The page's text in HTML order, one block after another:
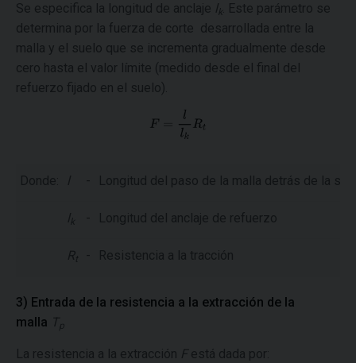
Se especifica la longitud de anclaje lk
. Este parámetro se
determina por la fuerza de corte desarrollada entre la
malla y el suelo que se incrementa gradualmente desde
cero hasta el valor límite (medido desde el final del
refuerzo fijado en el suelo).
Donde: l - Longitud del paso de la malla detrás de la
lk - Longitud del anclaje de refuerzo
Rt - Resistencia a la tracción
3) Entrada de la resistencia a la extracción de la
malla Tp
La resistencia a la extracción F está dada por: